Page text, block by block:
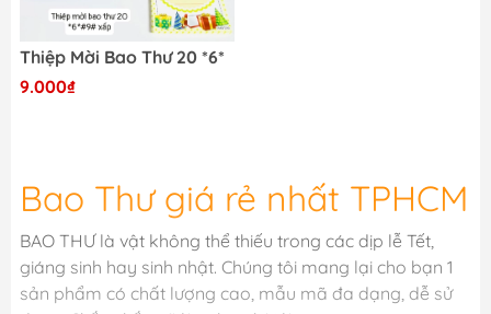
Thiệp Mời Bao Thư 20 *6*
9.000₫
Bao Thư giá rẻ nhất TPHCM
BAO THƯ là vật không thể thiếu trong các dịp lễ Tết,
giáng sinh hay sinh nhật. Chúng tôi mang lại cho bạn 1
sản phẩm có chất lượng cao, mẫu mã đa dạng, dễ sử